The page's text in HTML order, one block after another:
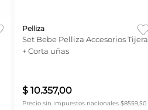
Pelliza
Set Bebe Pelliza Accesorios Tijera
+ Corta uñas
$ 10.357,00
Precio sin impuestos nacionales $8559,50